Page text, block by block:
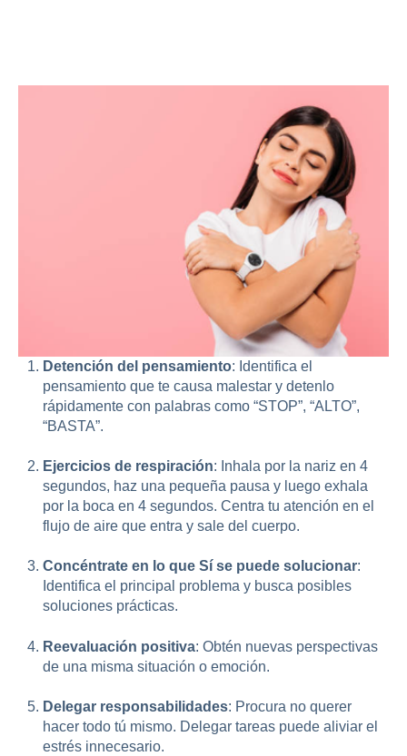
Detención del pensamiento: Identifica el
pensamiento que te causa malestar y detenlo
rápidamente con palabras como “STOP”, “ALTO”,
“BASTA”.
Ejercicios de respiración: Inhala por la nariz en 4
segundos, haz una pequeña pausa y luego exhala
por la boca en 4 segundos. Centra tu atención en el
flujo de aire que entra y sale del cuerpo.
Concéntrate en lo que Sí se puede solucionar:
Identifica el principal problema y busca posibles
soluciones prácticas.
Reevaluación positiva: Obtén nuevas perspectivas
de una misma situación o emoción.
Delegar responsabilidades: Procura no querer
hacer todo tú mismo. Delegar tareas puede aliviar el
estrés innecesario.